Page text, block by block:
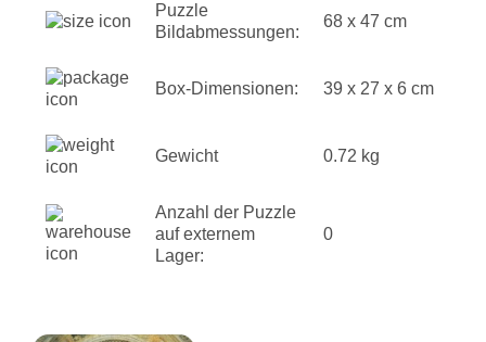
Puzzle
Bildabmessungen:
68 x 47 cm
Box-Dimensionen: 39 x 27 x 6 cm
Gewicht 0.72 kg
Anzahl der Puzzle
auf externem
Lager:
0